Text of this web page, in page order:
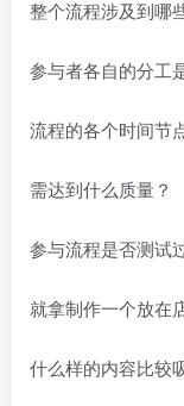
整个流程涉及到哪
参与者各自的分工
流程的各个时间节
需达到什么质量？
参与流程是否测试
就拿制作一个放在
什么样的内容比较